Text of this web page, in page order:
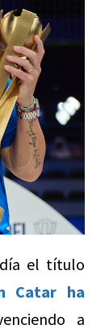
el título
Catar ha
a